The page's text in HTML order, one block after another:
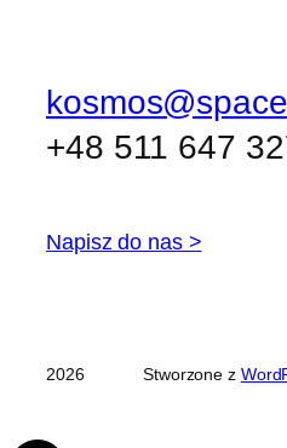
+48 511 647
Napisz do nas >
2026 Stworzone z